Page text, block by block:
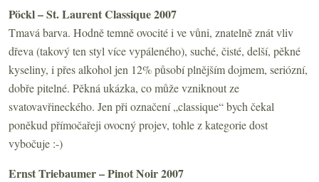
Pöckl – St. Laurent Classique 2007
Tmavá barva. Hodně temně ovocité i ve vůni, znatelně znát vliv
dřeva (takový ten styl více vypáleného), suché, čisté, delší, pěkné
kyseliny, i přes alkohol jen 12% působí plnějším dojmem, seriózní,
dobře pitelné. Pěkná ukázka, co může vzniknout ze
svatovavřineckého. Jen při označení „classique“ bych čekal
poněkud přímočařeji ovocný projev, tohle z kategorie dost
vybočuje :-)
Ernst Triebaumer – Pinot Noir 2007